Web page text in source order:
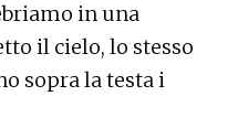
in una
il cielo, lo stesso
sopra la testa i